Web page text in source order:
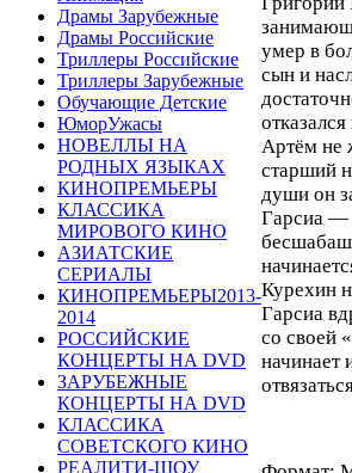
Драмы Зарубежные
Драмы Российские
Триллеры Российские
Триллеры Зарубежные
Обучающие Детские
ЮморУжасы
НОВЕЛЛЫ НА
РОДНЫХ ЯЗЫКАХ
КИНОПРЕМЬЕРЫ
КЛАССИКА
МИРОВОГО КИНО
АЗИАТСКИЕ
СЕРИАЛЫ
КИНОПРЕМЬЕРЫ2013-
2014
РОССИЙСКИЕ
КОНЦЕРТЫ НА DVD
ЗАРУБЕЖНЫЕ
КОНЦЕРТЫ НА DVD
КЛАССИКА
СОВЕТСКОГО КИНО
РЕАЛИТИ-ШОУ
умер в
сын и
Артём не
старший
души он
Гарсиа —
Курехин
Гарсиа
со своей
начинает